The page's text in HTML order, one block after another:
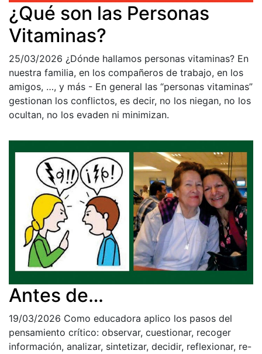
¿Qué son las Personas
Vitaminas?
25/03/2026 ¿Dónde hallamos personas vitaminas? En
nuestra familia, en los compañeros de trabajo, en los
amigos, …, y más - En general las “personas vitaminas”
gestionan los conflictos, es decir, no los niegan, no los
ocultan, no los evaden ni minimizan.
Antes de…
19/03/2026 Como educadora aplico los pasos del
pensamiento crítico: observar, cuestionar, recoger
información, analizar, sintetizar, decidir, reflexionar, re-